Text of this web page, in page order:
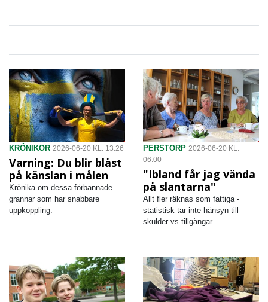
KRÖNIKOR 2026-06-20 KL. 13:26
Varning: Du blir blåst
på känslan i målen
Krönika om dessa förbannade
grannar som har snabbare
uppkoppling.
PERSTORP 2026-06-20 KL.
06:00
"Ibland får jag vända
på slantarna"
Allt fler räknas som fattiga -
statistisk tar inte hänsyn till
skulder vs tillgångar.